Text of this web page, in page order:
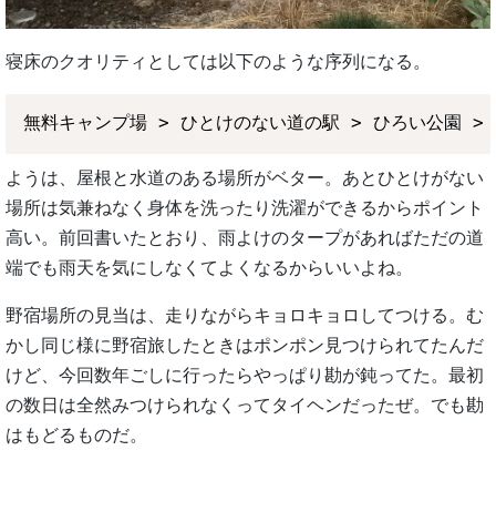
寝床のクオリティとしては以下のような序列になる。
ようは、屋根と水道のある場所がベター。あとひとけがない
場所は気兼ねなく身体を洗ったり洗濯ができるからポイント
高い。前回書いたとおり、雨よけのタープがあればただの道
端でも雨天を気にしなくてよくなるからいいよね。
野宿場所の見当は、走りながらキョロキョロしてつける。む
かし同じ様に野宿旅したときはポンポン見つけられてたんだ
けど、今回数年ごしに行ったらやっぱり勘が鈍ってた。最初
の数日は全然みつけられなくってタイヘンだったぜ。でも勘
はもどるものだ。